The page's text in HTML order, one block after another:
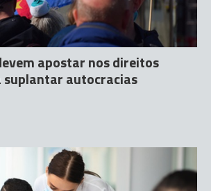
apostar nos direitos
suplantar autocracias